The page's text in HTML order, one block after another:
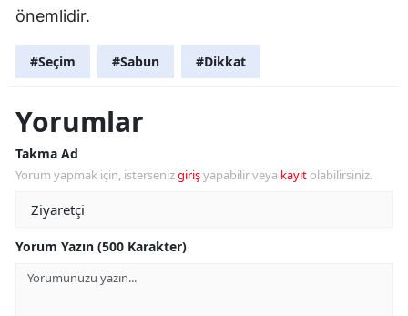
önemlidir.
#Seçim #Sabun #Dikkat
Yorumlar
Takma Ad
Yorum yapmak için, istersenizgirişyapabilir veya kayıt olabilirsiniz.
Yorum Yazın (500 Karakter)